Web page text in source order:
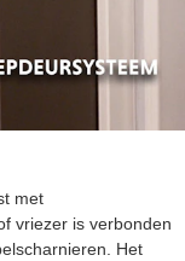
met
vriezer is verbonden
Het